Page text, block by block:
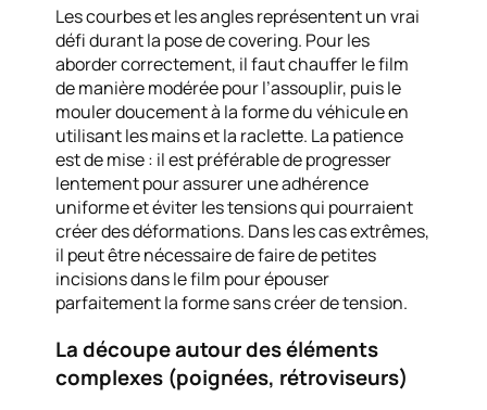
Les courbes et les angles représentent un vrai
défi durant la pose de covering. Pour les
aborder correctement, il faut chauffer le film
de manière modérée pour l’assouplir, puis le
mouler doucement à la forme du véhicule en
utilisant les mains et la raclette. La patience
est de mise : il est préférable de progresser
lentement pour assurer une adhérence
uniforme et éviter les tensions qui pourraient
créer des déformations. Dans les cas extrêmes,
il peut être nécessaire de faire de petites
incisions dans le film pour épouser
parfaitement la forme sans créer de tension.
La découpe autour des éléments
complexes (poignées, rétroviseurs)